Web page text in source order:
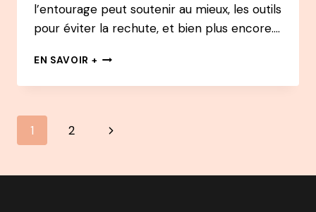
l’entourage peut soutenir au mieux, les outils
pour éviter la rechute, et bien plus encore….
EN SAVOIR + 147
–
LA
Navigation
1 2
Page